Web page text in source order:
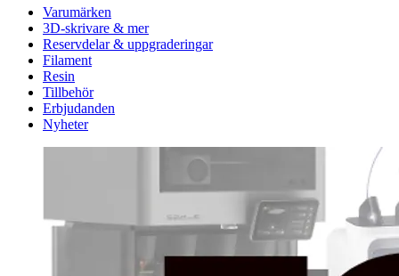
Varumärken
3D-skrivare & mer
Reservdelar & uppgraderingar
Filament
Resin
Tillbehör
Erbjudanden
Nyheter